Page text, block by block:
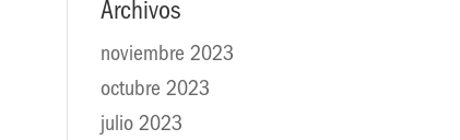
Archivos
noviembre 2023
octubre 2023
julio 2023